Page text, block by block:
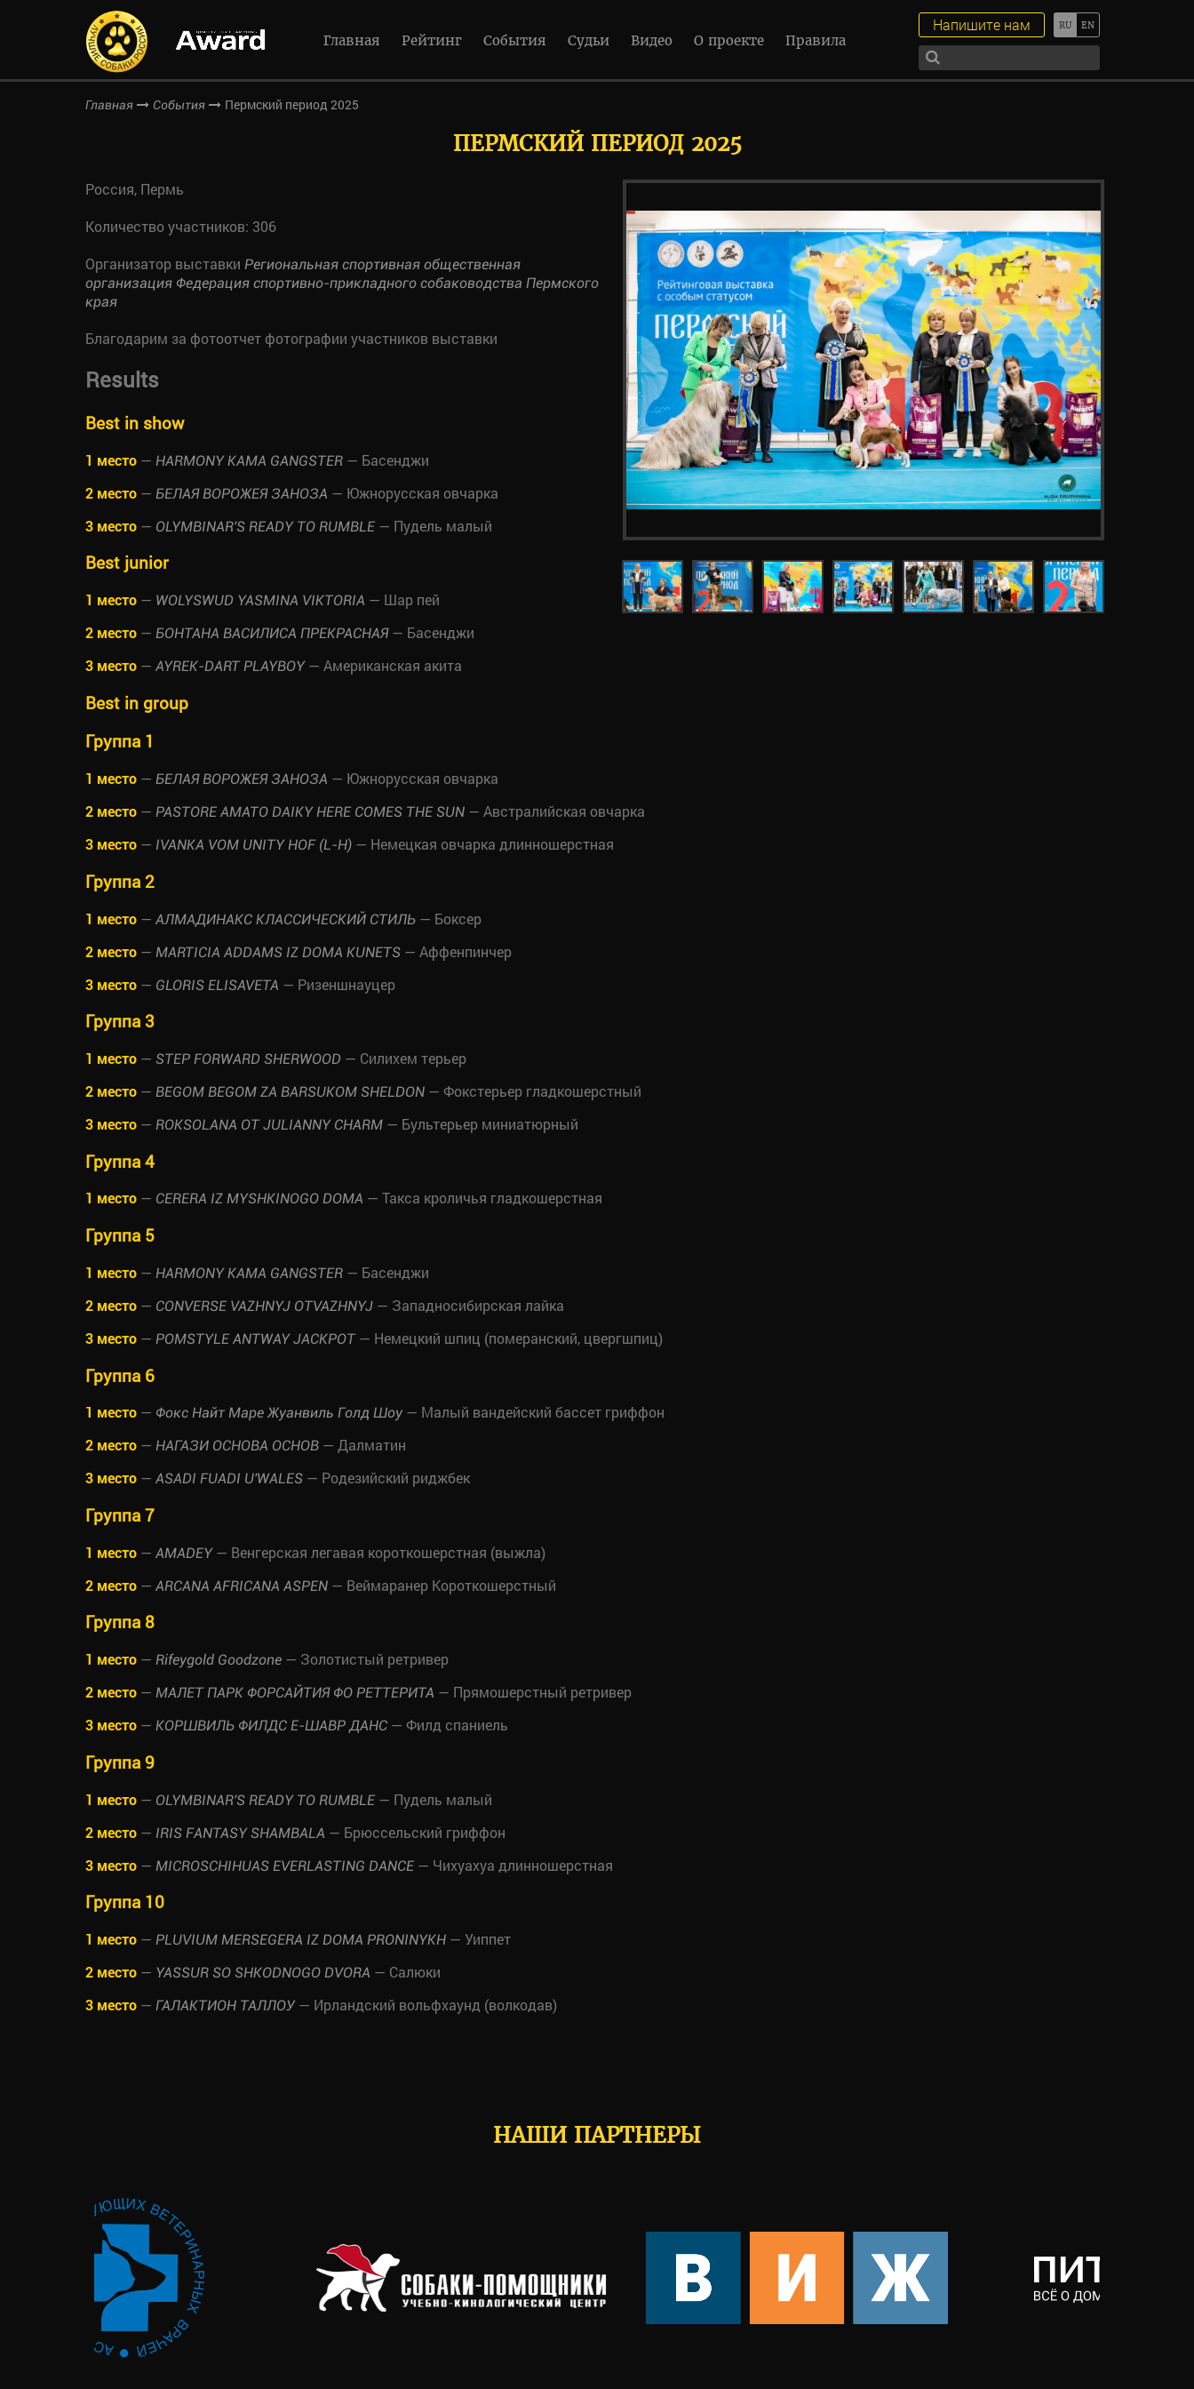
Главная Рейтинг События Судьи Видео О проекте Правила
Напишите нам
Главная События Пермский период 2025
ПЕРМСКИЙ ПЕРИОД 2025
Россия, Пермь
Количество участников: 306
Организатор выставки Региональная спортивная общественная
организация Федерация спортивно-прикладного собаководства Пермского
края
Благодарим за фотоотчет фотографии участников выставки
Results
Best in show
1 место — HARMONY KAMA GANGSTER — Басенджи
2 место — БЕЛАЯ ВОРОЖЕЯ ЗАНОЗА — Южнорусская овчарка
3 место — OLYMBINAR'S READY TO RUMBLE — Пудель малый
Best junior
1 место — WOLYSWUD YASMINA VIKTORIA — Шар пей
2 место — БОНТАНА ВАСИЛИСА ПРЕКРАСНАЯ— Басенджи
3 место — AYREK-DART PLAYBOY— Американская акита
Best in group
Группа 1
1 место — БЕЛАЯ ВОРОЖЕЯ ЗАНОЗА — Южнорусская овчарка
2 место — PASTORE AMATO DAIKY HERE COMES THE SUN — Австралийская овчарка
3 место — IVANKA VOM UNITY HOF (L-H) — Немецкая овчарка длинношерстная
Группа 2
1 место — АЛМАДИНАКС КЛАССИЧЕСКИЙ СТИЛЬ — Боксер
2 место — MARTICIA ADDAMS IZ DOMA KUNETS — Аффенпинчер
3 место — GLORIS ELISAVETA — Ризеншнауцер
Группа 3
1 место — STEP FORWARD SHERWOOD — Силихем терьер
2 место — BEGOM BEGOM ZA BARSUKOM SHELDON — Фокстерьер гладкошерстный
3 место — ROKSOLANA OT JULIANNY CHARM — Бультерьер миниатюрный
Группа 4
1 место — CERERA IZ MYSHKINOGO DOMA — Такса кроличья гладкошерстная
Группа 5
1 место — HARMONY KAMA GANGSTER — Басенджи
2 место — CONVERSE VAZHNYJ OTVAZHNYJ — Западносибирская лайка
3 место — POMSTYLE ANTWAY JACKPOT— Немецкий шпиц (померанский, цвергшпиц)
Группа 6
1 место — Фокс Найт Маре Жуанвиль Голд Шоу — Малый вандейский бассет гриффон
2 место — НАГАЗИ ОСНОВА ОСНОВ — Далматин
3 место — ASADI FUADI U'WALES — Родезийский риджбек
Группа 7
1 место — AMADEY — Венгерская легавая короткошерстная (выжла)
2 место — ARCANA AFRICANA ASPEN — Веймаранер Короткошерстный
Группа 8
1 место — Rifeygold Goodzone — Золотистый ретривер
2 место — МАЛЕТ ПАРК ФОРСАЙТИЯ ФО РЕТТЕРИТА — Прямошерстный ретривер
3 место — КОРШВИЛЬ ФИЛДС Е-ШАВР ДАНС — Филд спаниель
Группа 9
1 место — OLYMBINAR'S READY TO RUMBLE — Пудель малый
2 место — IRIS FANTASY SHAMBALA — Брюссельский гриффон
3 место — MICROSCHIHUAS EVERLASTING DANCE — Чихуахуа длинношерстная
Группа 10
1 место — PLUVIUM MERSEGERA IZ DOMA PRONINYKH — Уиппет
2 место — YASSUR SO SHKODNOGO DVORA — Салюки
3 место — ГАЛАКТИОН ТАЛЛОУ — Ирландский вольфхаунд (волкодав)
НАШИ ПАРТНЕРЫ